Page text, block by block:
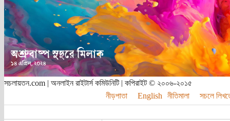
সচলায়তন.com | অনলাইন রাইটার্স কমিউনিটি | কপিরাইট © ২০০৬-২০১৫
নীড়পাতা
English নীতিমালা সচলে